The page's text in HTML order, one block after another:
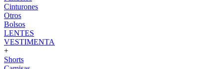
Cinturones
Otros
Bolsos
LENTES
VESTIMENTA
+
Shorts